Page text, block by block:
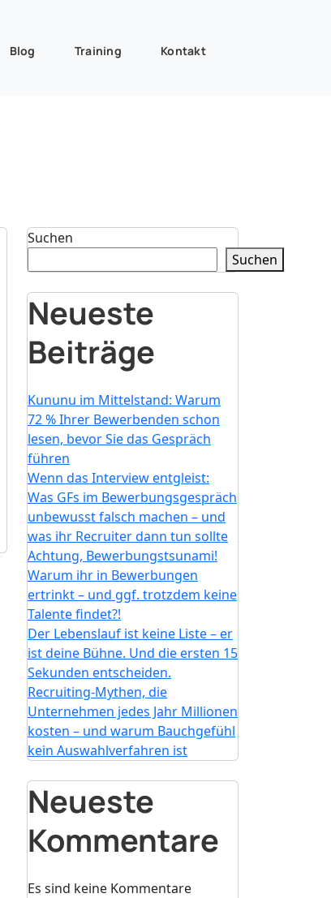
Blog Training Kontakt
Suchen
Suchen
Neueste
Beiträge
Kununu im Mittelstand: Warum
72 % Ihrer Bewerbenden schon
lesen, bevor Sie das Gespräch
führen
Wenn das Interview entgleist:
Was GFs im Bewerbungsgespräch
unbewusst falsch machen – und
was ihr Recruiter dann tun sollte
Achtung, Bewerbungstsunami!
Warum ihr in Bewerbungen
ertrinkt – und ggf. trotzdem keine
Talente findet?!
Der Lebenslauf ist keine Liste – er
ist deine Bühne. Und die ersten 15
Sekunden entscheiden.
Recruiting-Mythen, die
Unternehmen jedes Jahr Millionen
kosten – und warum Bauchgefühl
kein Auswahlverfahren ist
Neueste
Kommentare
Es sind keine Kommentare